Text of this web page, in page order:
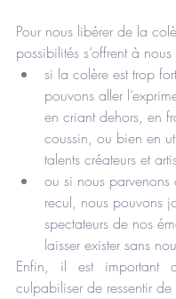
Pour nous libérer de la
possibilités s’offrent à nous
si la colère est trop
pouvons aller
en criant dehors, en
coussin, ou bien en
talents créateurs et
ou si nous parvenons
recul, nous pouvons
spectateurs de nos
laisser exister sans
Enfin, il est important
culpabiliser de ressentir de